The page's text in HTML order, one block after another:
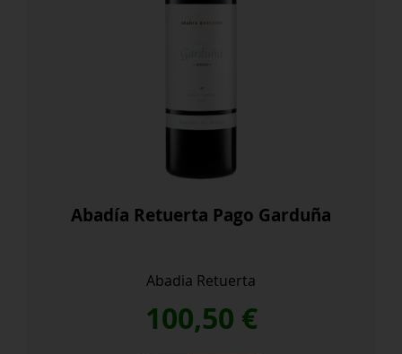
Abadía Retuerta Pago Garduña
Abadia Retuerta
100,50 €